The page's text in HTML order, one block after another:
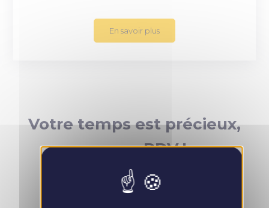
En savoir plus
Votre temps est précieux,
prenez RDV !